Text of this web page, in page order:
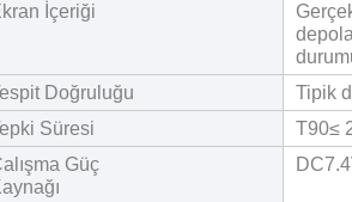
İçeriği
Doğruluğu
Tipik
Süresi
T90≤
Güç